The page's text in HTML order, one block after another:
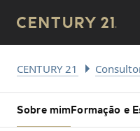
CENTURY 21
Sobre mimFormação e